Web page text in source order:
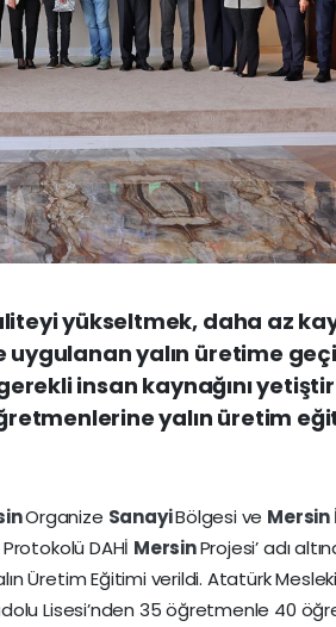
yükseltmek, daha az
yalın üretime
insan kaynağını
yalın üretim
Organize SanayiBölgesi ve Mersin
DAHİ MersinProjesi’ adı
Üretim Eğitimi verildi. Atatürk
Lisesi’nden 35 öğretmenle 40